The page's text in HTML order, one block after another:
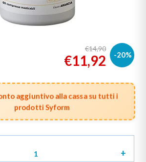
-20%
€14,90
€11,92
aggiuntivo alla cassa su tutti i
prodotti Syform
+